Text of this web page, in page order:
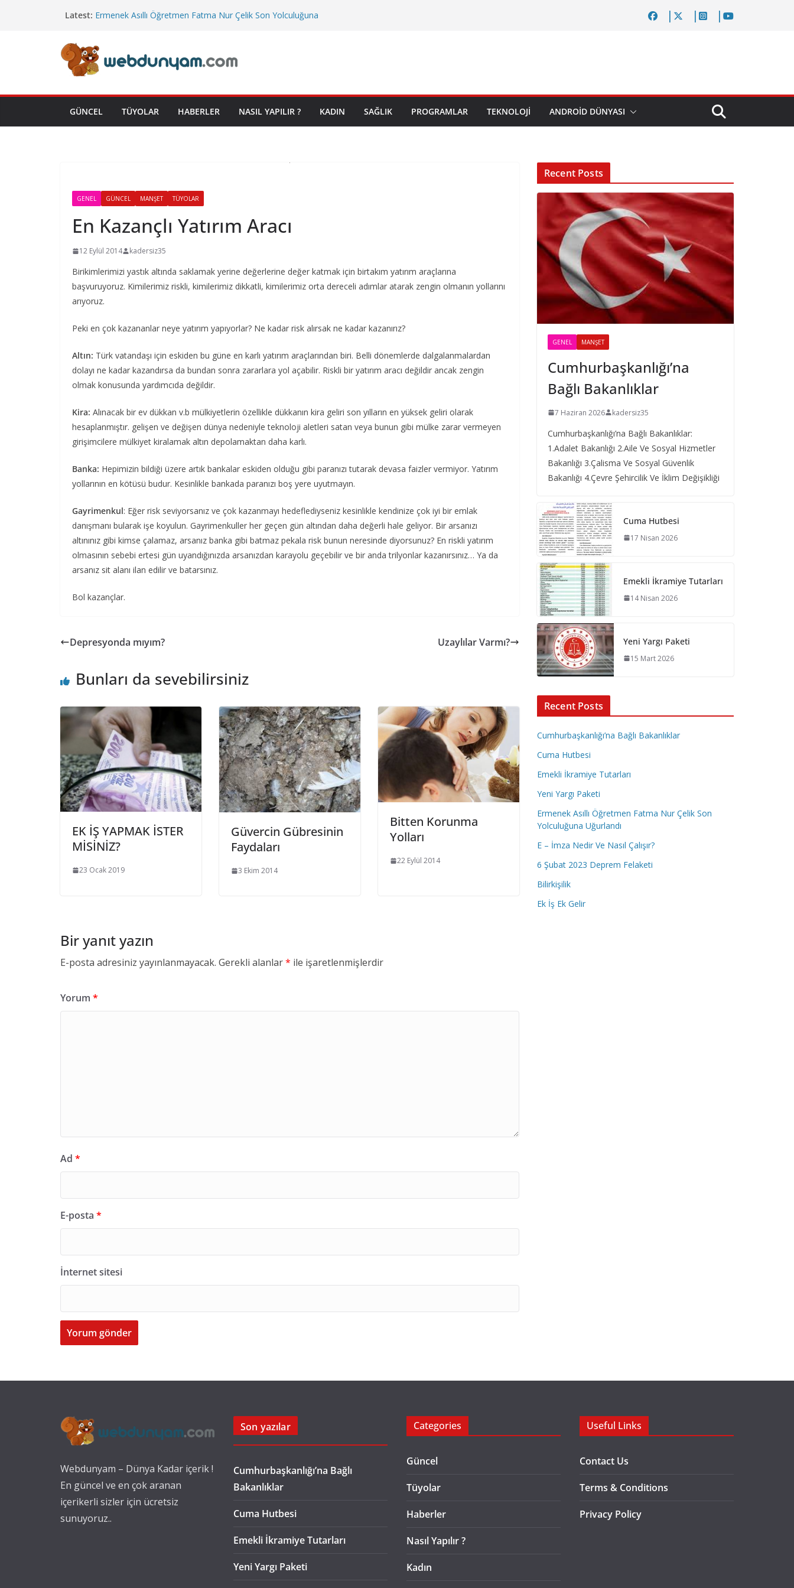
Latest: Ermenek Asıllı Öğretmen Fatma Nur Çelik Son Yolculuğuna
Cuma Hutbesi
Emekli İkramiye Tutarları
Yeni Yargı Paketi
GÜNCEL TÜYOLAR HABERLER NASIL YAPILIR ? KADIN SAĞLIK PROGRAMLAR TEKNOLOJI ANDROID DÜNYASI
GENEL GÜNCEL MANŞET TÜYOLAR
En Kazançlı Yatırım Aracı
12 Eylül 2014 kadersiz35
Birikimlerimizi yastık altında saklamak yerine değerlerine değer katmak için birtakım yatırım araçlarına
başvuruyoruz. Kimilerimiz riskli, kimilerimiz dikkatli, kimilerimiz orta dereceli adımlar atarak zengin olmanın yollarını
arıyoruz.
Peki en çok kazananlar neye yatırım yapıyorlar? Ne kadar risk alırsak ne kadar kazanırız?
Altın: Türk vatandaşı için eskiden bu güne en karlı yatırım araçlarından biri. Belli dönemlerde dalgalanmalardan
dolayı ne kadar kazandırsa da bundan sonra zararlara yol açabilir. Riskli bir yatırım aracı değildir ancak zengin
olmak konusunda yardımcıda değildir.
Kira: Alınacak bir ev dükkan v.b mülkiyetlerin özellikle dükkanın kira geliri son yılların en yüksek geliri olarak
hesaplanmıştır. gelişen ve değişen dünya nedeniyle teknoloji aletleri satan veya bunun gibi mülke zarar vermeyen
girişimcilere mülkiyet kiralamak altın depolamaktan daha karlı.
Banka: Hepimizin bildiği üzere artık bankalar eskiden olduğu gibi paranızı tutarak devasa faizler vermiyor. Yatırım
yollarının en kötüsü budur. Kesinlikle bankada paranızı boş yere uyutmayın.
Gayrimenkul: Eğer risk seviyorsanız ve çok kazanmayı hedeflediyseniz kesinlikle kendinize çok iyi bir emlak
danışmanı bularak işe koyulun. Gayrimenkuller her geçen gün altından daha değerli hale geliyor. Bir arsanızı
altınınız gibi kimse çalamaz, arsanız banka gibi batmaz pekala risk bunun neresinde diyorsunuz? En riskli yatırım
olmasının sebebi ertesi gün uyandığınızda arsanızdan karayolu geçebilir ve bir anda trilyonlar kazanırsınız… Ya da
arsanız sit alanı ilan edilir ve batarsınız.
Bol kazançlar.
Depresyonda mıyım? Uzaylılar Varmı?
Bunları da sevebilirsiniz
EK İŞ YAPMAK İSTER
MİSİNİZ?
23 Ocak 2019
Güvercin Gübresinin
Faydaları
3 Ekim 2014
Bitten Korunma
Yolları
22 Eylül 2014
Bir yanıt yazın
E-posta adresiniz yayınlanmayacak. Gerekli alanlar* ile işaretlenmişlerdir
Yorum *
Ad *
E-posta *
İnternet sitesi
Recent Posts
GENEL MANŞET
Cumhurbaşkanlığı’na
Bağlı Bakanlıklar
7 Haziran 2026 kadersiz35
Cumhurbaşkanlığı’na Bağlı Bakanlıklar:
1.Adalet Bakanlığı 2.Aile Ve Sosyal Hizmetler
Bakanlığı 3.Çalisma Ve Sosyal Güvenlik
Bakanlığı 4.Çevre Şehircilik Ve İklim Değişikliği
Cuma Hutbesi
17 Nisan 2026
Emekli İkramiye Tutarları
14 Nisan 2026
Yeni Yargı Paketi
15 Mart 2026
Recent Posts
Cumhurbaşkanlığı’na Bağlı Bakanlıklar
Cuma Hutbesi
Emekli İkramiye Tutarları
Yeni Yargı Paketi
Ermenek Asıllı Öğretmen Fatma Nur Çelik Son
Yolculuğuna Uğurlandı
E – İmza Nedir Ve Nasıl Çalışır?
6 Şubat 2023 Deprem Felaketi
Bilirkişilik
Ek İş Ek Gelir
Webdunyam – Dünya Kadar içerik !
En güncel ve en çok aranan
içerikerli sizler için ücretsiz
sunuyoruz..
Son yazılar
Cumhurbaşkanlığı’na Bağlı
Bakanlıklar
Cuma Hutbesi
Emekli İkramiye Tutarları
Yeni Yargı Paketi
Categories
Güncel
Tüyolar
Haberler
Nasıl Yapılır ?
Kadın
Useful Links
Contact Us
Terms & Conditions
Privacy Policy